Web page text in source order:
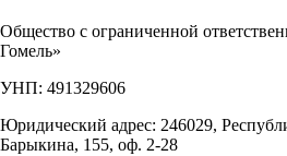
Общество с ограниченной
Гомель»
УНП: 491329606
Юридический адрес: 246029,
Барыкина, 155, оф. 2-28